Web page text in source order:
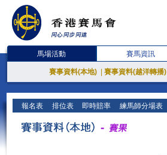
馬場活動 賽馬資訊
賽事資料(本地) 賽事資料(越洋轉播)
報名表 排位表 即時賠率 練馬師分場表